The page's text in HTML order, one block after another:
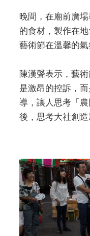
晚間，在廟前廣
的食材，製作在
藝術節在溫馨的氣
陳漢聲表示，藝
是激昂的控訴，
導，讓人思考「
後，思考大社創造